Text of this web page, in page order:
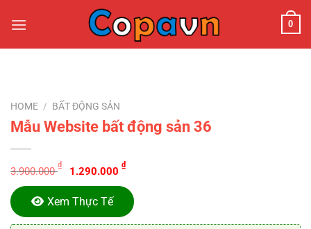
đến
0
HOME / BẤT ĐỘNG SẢN
Mẫu Website bất động sản 36
3.900.000
₫
Original
price
was:
3.900.000 ₫.
1.290.000
₫Current
price
is:
1.290.000 ₫.
Xem Thực Tế